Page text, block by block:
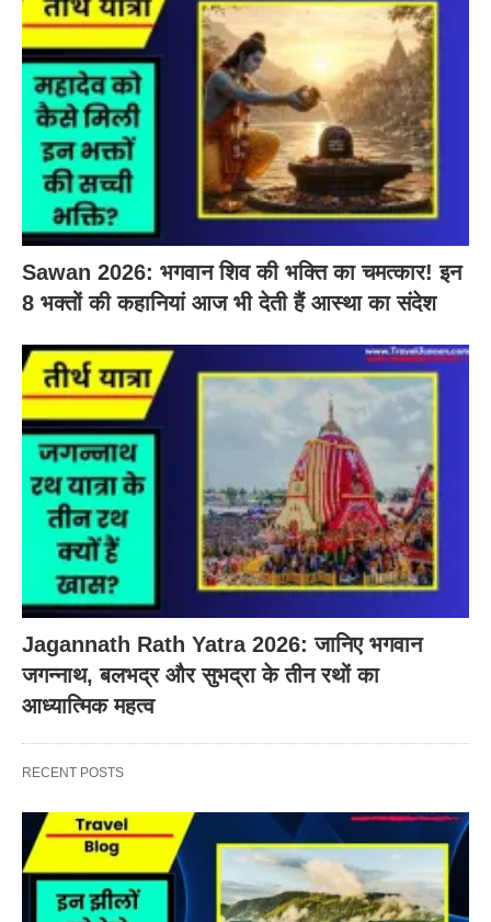
Sawan 2026: भगवान शिव की भक्ति का चमत्कार! इन
8 भक्तों की कहानियां आज भी देती हैं आस्था का संदेश
Jagannath Rath Yatra 2026: जानिए भगवान
जगन्नाथ, बलभद्र और सुभद्रा के तीन रथों का
आध्यात्मिक महत्व
RECENT POSTS